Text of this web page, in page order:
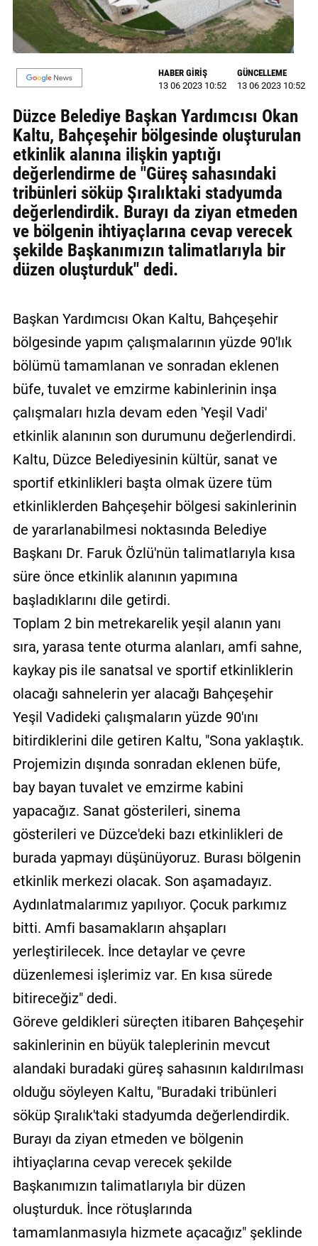
GALERİ
VİDEO
YAZARLAR
BİZE
ULAŞIN
Künye
İletişim
Gizlilik
Sözleşmesi
Kullanıcı
Sözleşmesi
HABER GİRİŞ
13 06 2023 10:52
GÜNCELLEME
13 06 2023 10:52
Düzce Belediye Başkan Yardımcısı Okan
Kaltu, Bahçeşehir bölgesinde oluşturulan
etkinlik alanına ilişkin yaptığı
değerlendirme de "Güreş sahasındaki
tribünleri söküp Şıralıktaki stadyumda
değerlendirdik. Burayı da ziyan etmeden
ve bölgenin ihtiyaçlarına cevap verecek
şekilde Başkanımızın talimatlarıyla bir
düzen oluşturduk" dedi.
Başkan Yardımcısı Okan Kaltu, Bahçeşehir
bölgesinde yapım çalışmalarının yüzde 90'lık
bölümü tamamlanan ve sonradan eklenen
büfe, tuvalet ve emzirme kabinlerinin inşa
çalışmaları hızla devam eden 'Yeşil Vadi'
etkinlik alanının son durumunu değerlendirdi.
Kaltu, Düzce Belediyesinin kültür, sanat ve
sportif etkinlikleri başta olmak üzere tüm
etkinliklerden Bahçeşehir bölgesi sakinlerinin
de yararlanabilmesi noktasında Belediye
Başkanı Dr. Faruk Özlü'nün talimatlarıyla kısa
süre önce etkinlik alanının yapımına
başladıklarını dile getirdi.
Toplam 2 bin metrekarelik yeşil alanın yanı
sıra, yarasa tente oturma alanları, amfi sahne,
kaykay pis ile sanatsal ve sportif etkinliklerin
olacağı sahnelerin yer alacağı Bahçeşehir
Yeşil Vadideki çalışmaların yüzde 90'ını
bitirdiklerini dile getiren Kaltu, "Sona yaklaştık.
Projemizin dışında sonradan eklenen büfe,
bay bayan tuvalet ve emzirme kabini
yapacağız. Sanat gösterileri, sinema
gösterileri ve Düzce'deki bazı etkinlikleri de
burada yapmayı düşünüyoruz. Burası bölgenin
etkinlik merkezi olacak. Son aşamadayız.
Aydınlatmalarımız yapılıyor. Çocuk parkımız
bitti. Amfi basamakların ahşapları
yerleştirilecek. İnce detaylar ve çevre
düzenlemesi işlerimiz var. En kısa sürede
bitireceğiz" dedi.
Göreve geldikleri süreçten itibaren Bahçeşehir
sakinlerinin en büyük taleplerinin mevcut
alandaki buradaki güreş sahasının kaldırılması
olduğu söyleyen Kaltu, "Buradaki tribünleri
söküp Şıralık'taki stadyumda değerlendirdik.
Burayı da ziyan etmeden ve bölgenin
ihtiyaçlarına cevap verecek şekilde
Başkanımızın talimatlarıyla bir düzen
oluşturduk. İnce rötuşlarında
tamamlanmasıyla hizmete açacağız" şeklinde